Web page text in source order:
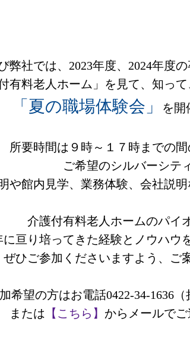
弊社では、2023年度、2024年度
付有料老人ホーム」を見て、知っ
「夏の職場体験会」 を開
所要時間は９時～１７時までの
ご希望のシルバーシテ
や館内見学、業務体験、会社説明
介護付有料老人ホームのパイ
に亘り培ってきた経験とノウハウ
ぜひご参加くださいますよう、ご
希望の方はお電話0422-34-1636（
または 【こちら】 からメールでご